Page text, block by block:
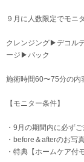
９月に人数限定でモニ
クレンジング▶︎デコル
ージ▶︎パック
施術時間60〜75分の内
【モニター条件】
・9月の期間内に必ず
・before＆afterのお写
・特典【ホームケア付